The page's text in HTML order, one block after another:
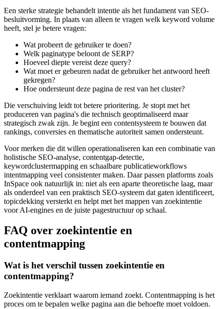
Een sterke strategie behandelt intentie als het fundament van SEO-
besluitvorming. In plaats van alleen te vragen welk keyword volume
heeft, stel je betere vragen:
Wat probeert de gebruiker te doen?
Welk paginatype beloont de SERP?
Hoeveel diepte vereist deze query?
Wat moet er gebeuren nadat de gebruiker het antwoord heeft
gekregen?
Hoe ondersteunt deze pagina de rest van het cluster?
Die verschuiving leidt tot betere prioritering. Je stopt met het
produceren van pagina's die technisch geoptimaliseerd maar
strategisch zwak zijn. Je begint een contentsysteem te bouwen dat
rankings, conversies en thematische autoriteit samen ondersteunt.
Voor merken die dit willen operationaliseren kan een combinatie van
holistische SEO-analyse, contentgap-detectie,
keywordclustermapping en schaalbare publicatieworkflows
intentmapping veel consistenter maken. Daar passen platforms zoals
InSpace ook natuurlijk in: niet als een aparte theoretische laag, maar
als onderdeel van een praktisch SEO-systeem dat gaten identificeert,
topicdekking versterkt en helpt met het mappen van zoekintentie
voor AI-engines en de juiste pagestructuur op schaal.
FAQ over zoekintentie en
contentmapping
Wat is het verschil tussen zoekintentie en
contentmapping?
Zoekintentie verklaart waarom iemand zoekt. Contentmapping is het
proces om te bepalen welke pagina aan die behoefte moet voldoen.